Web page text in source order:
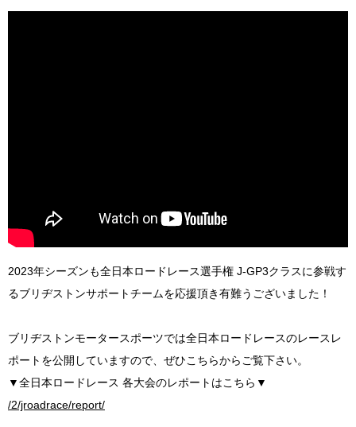
2023年シーズンも全日本ロードレース選手権 J-GP3クラスに参戦す
るブリヂストンサポートチームを応援頂き有難うございました！
ブリヂストンモータースポーツでは全日本ロードレースのレースレ
ポートを公開していますので、ぜひこちらからご覧下さい。
▼全日本ロードレース 各大会のレポートはこちら▼
/2/jroadrace/report/